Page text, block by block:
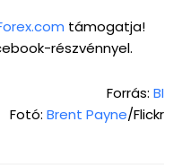
támogatja!
részvénnyel.
Forrás: BI
Fotó: Brent Payne/Flickr